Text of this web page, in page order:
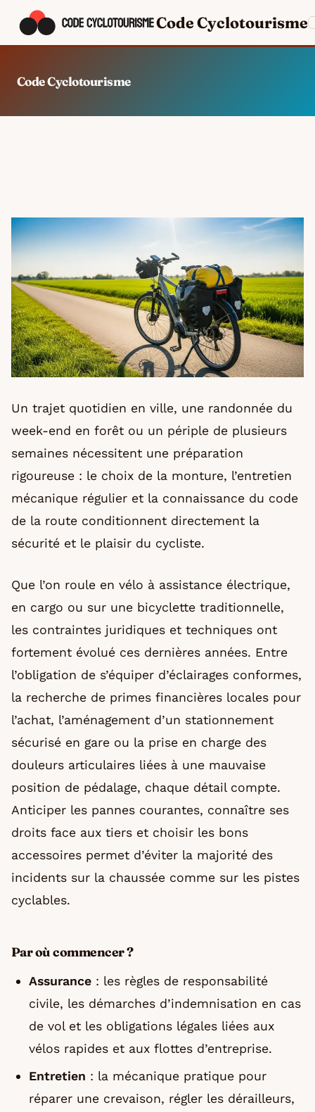
Code Cyclotourisme
Code Cyclotourisme
Un trajet quotidien en ville, une randonnée du
week-end en forêt ou un périple de plusieurs
semaines nécessitent une préparation
rigoureuse : le choix de la monture, l’entretien
mécanique régulier et la connaissance du code
de la route conditionnent directement la
sécurité et le plaisir du cycliste.
Que l’on roule en vélo à assistance électrique,
en cargo ou sur une bicyclette traditionnelle,
les contraintes juridiques et techniques ont
fortement évolué ces dernières années. Entre
l’obligation de s’équiper d’éclairages conformes,
la recherche de primes financières locales pour
l’achat, l’aménagement d’un stationnement
sécurisé en gare ou la prise en charge des
douleurs articulaires liées à une mauvaise
position de pédalage, chaque détail compte.
Anticiper les pannes courantes, connaître ses
droits face aux tiers et choisir les bons
accessoires permet d’éviter la majorité des
incidents sur la chaussée comme sur les pistes
cyclables.
Par où commencer ?
Assurance: les règles de responsabilité
civile, les démarches d’indemnisation en cas
de vol et les obligations légales liées aux
vélos rapides et aux flottes d’entreprise.
Entretien : la mécanique pratique pour
réparer une crevaison, régler les dérailleurs,